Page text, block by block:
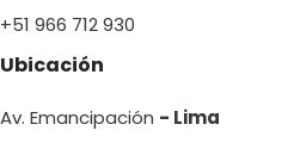
+51 966 712 930
Ubicación
Av. Emancipación - Lima